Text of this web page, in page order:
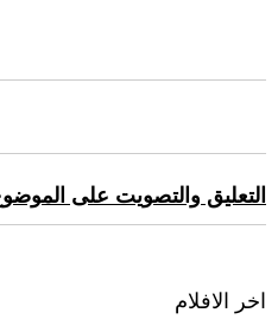
التعليق والتصويت على
اخر الافلام